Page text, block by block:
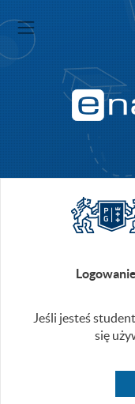
Przejdź do głównej
Panel boczny
Jeśli jesteś
się